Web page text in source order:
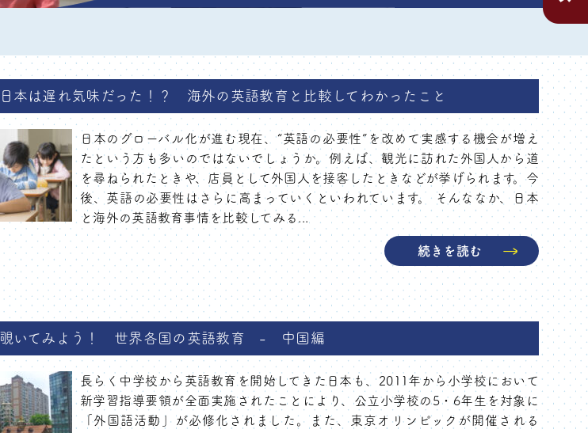
日本は遅れ気味だった！？ 海外の英語教育と比較してわかったこと
日本のグローバル化が進む現在、“英語の必要性”を改めて実感する機会が増え
たという方も多いのではないでしょうか。例えば、観光に訪れた外国人から道
を尋ねられたときや、店員として外国人を接客したときなどが挙げられます。今
後、英語の必要性はさらに高まっていくといわれています。 そんななか、日本
と海外の英語教育事情を比較してみる...
続きを読む
覗いてみよう！ 世界各国の英語教育 - 中国編
長らく中学校から英語教育を開始してきた日本も、2011年から小学校において
新学習指導要領が全面実施されたことにより、公立小学校の5・6年生を対象に
「外国語活動」が必修化されました。また、東京オリンピックが開催される